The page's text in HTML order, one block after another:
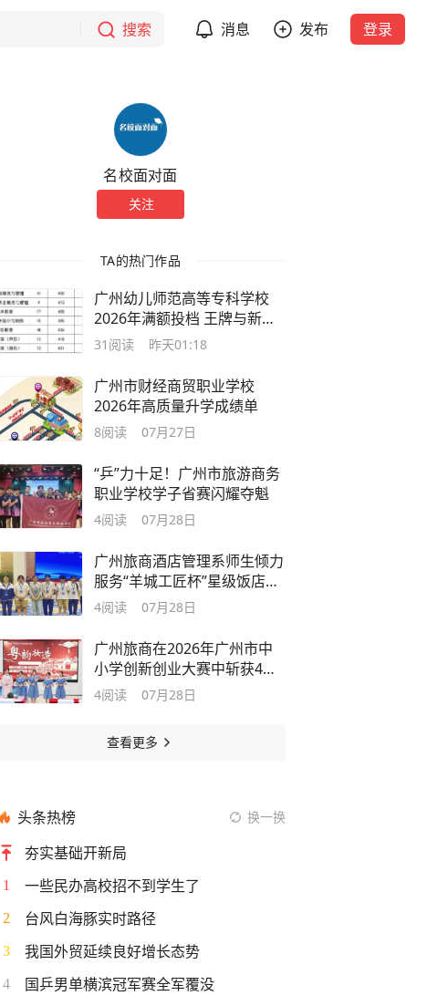
搜索 消息 发布 登录
名校面对面
关注
TA的热门作品
广州幼儿师范高等专科学校
2026年满额投档 王牌与新增
专业双双亮眼
31 阅读 昨天01:18
广州市财经商贸职业学校
2026年高质量升学成绩单
8阅读 07月27日
“乒”力十足！广州市旅游商务
职业学校学子省赛闪耀夺魁
4阅读 07月28日
广州旅商酒店管理系师生倾力
服务“羊城工匠杯”星级饭店技
能竞赛
4阅读 07月28日
广州旅商在2026年广州市中
小学创新创业大赛中斩获4金3
银2铜
4阅读 07月28日
查看更多
头条热榜 换一换
夯实基础开新局
1 一些民办高校招不到学生了
2 台风白海豚实时路径
3 我国外贸延续良好增长态势
4 国乒男单横滨冠军赛全军覆没